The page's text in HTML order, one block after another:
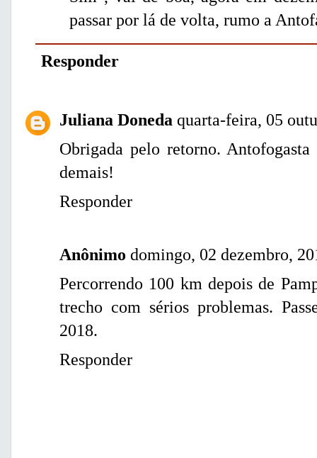
passar por lá de volta, rumo a
Responder
Juliana Doneda quarta-feira, 05
Obrigada pelo retorno.
demais!
Responder
Anônimo domingo, 02 dezembro,
Percorrendo 100 km depois de
trecho com sérios problemas.
2018.
Responder